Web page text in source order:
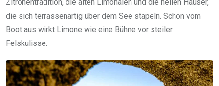
Zitronentradition, die alten Limonaien und die hellen Häuser,
die sich terrassenartig über dem See stapeln. Schon vom
Boot aus wirkt Limone wie eine Bühne vor steiler
Felskulisse.